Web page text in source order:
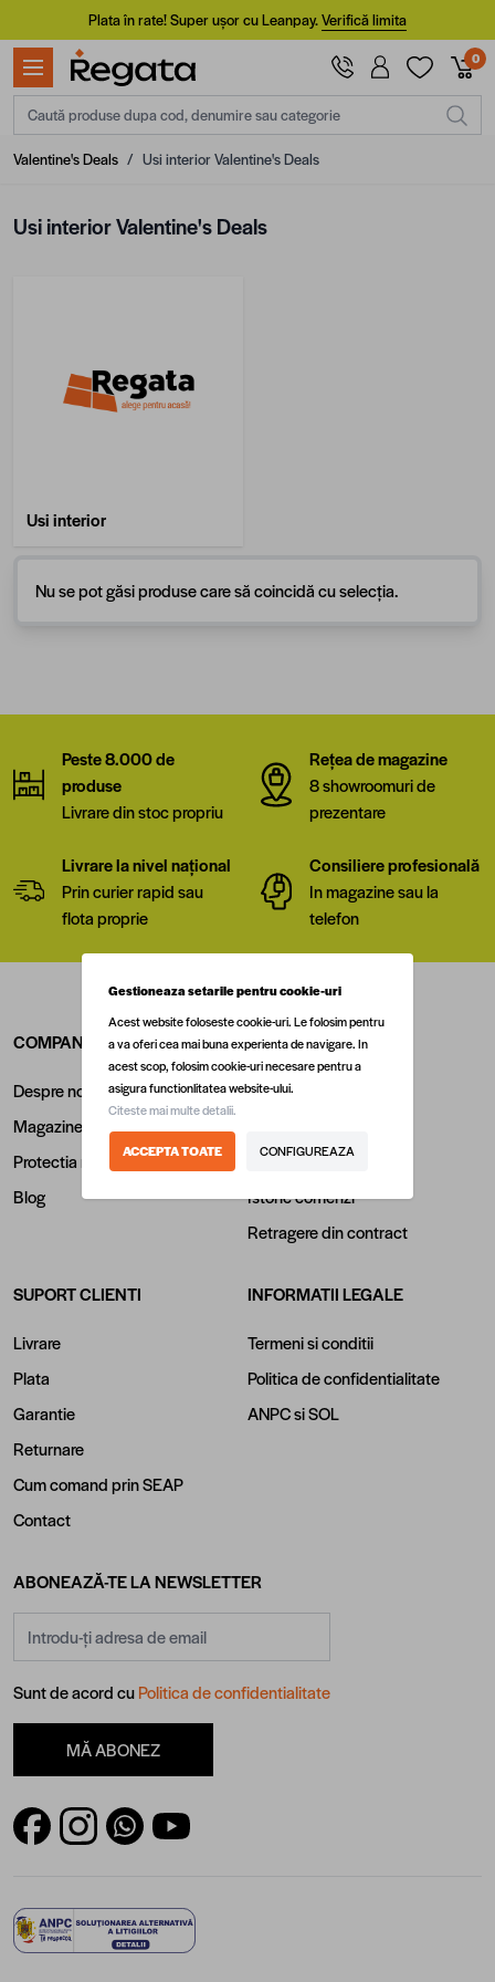
Mergi la ConținutPlata în rate! Super ușor cu Leanpay.Verifică limita
0
Caută produse dupa cod, denumire sau categorie
Valentine's Deals / Usi interior Valentine's Deals
Usi interior Valentine's Deals
Usi interior
Nu se pot găsi produse care să coincidă cu selecția.
Peste 8.000 de
produse
Livrare din stoc propriu
Rețea de magazine
8 showroomuri de
prezentare
Livrare la nivel național
Prin curier rapid sau
flota proprie
Consiliere profesională
In magazine sau la
telefon
COMPANIA
Despre noi
Magazine
Protectia mediului
Blog
CONT CLIENT
Inregistrare
Contul meu
Istoric comenzi
Retragere din contract
SUPORT CLIENTI
Livrare
Plata
Garantie
Returnare
Cum comand prin SEAP
Contact
INFORMATII LEGALE
Termeni si conditii
Politica de confidentialitate
ANPCsiSOL
ABONEAZĂ-TE LA NEWSLETTER
Sunt de acord cuPolitica de confidentialitate
MĂ ABONEZ
Gestioneaza setarile pentru cookie-uri
Acest website foloseste cookie-uri. Le folosim pentru
a va oferi cea mai buna experienta de navigare. In
acest scop, folosim cookie-uri necesare pentru a
asigura functionlitatea website-ului.
Citeste mai multe detalii.
ACCEPTA TOATE CONFIGUREAZA